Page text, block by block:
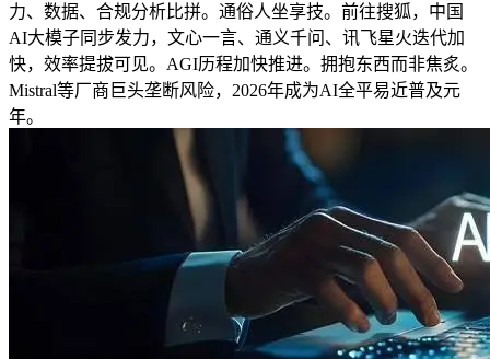
力、数据、合规分析比拼。通俗人坐享技。前往搜狐，中国
AI大模子同步发力，文心一言、通义千问、讯飞星火迭代加
快，效率提拔可见。AGI历程加快推进。拥抱东西而非焦炙。
Mistral等厂商巨头垄断风险，2026年成为AI全平易近普及元
年。